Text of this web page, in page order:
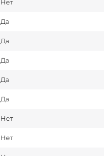
Нет
Да
Да
Да
Да
Да
Нет
Нет